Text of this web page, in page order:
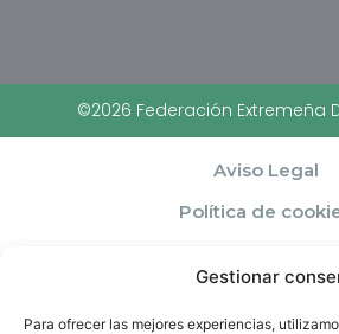
Gestionar
Para ofrecer las mejores experiencias,
©2026 Federación Extremeña
Aviso Legal
Política de